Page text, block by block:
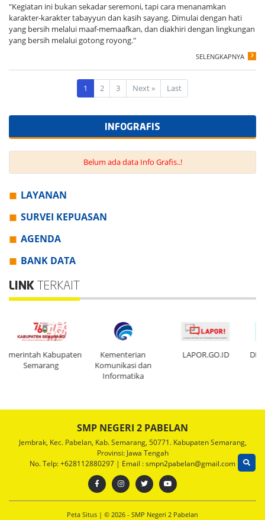
"Kegiatan ini bukan sekadar seremoni, tapi cara menanamkan
karakter-karakter tabayyun dan kasih sayang. Dimulai dengan hati
yang bersih melalui maaf-memaafkan, dan diakhiri dengan lingkungan
yang bersih melalui gotong royong."
SELENGKAPNYA
1 2 3 Next»NextLast
INFOGRAFIS
Belum ada data Info Grafis..!
LAYANAN
SURVEI KEPUASAN
AGENDA
BANK DATA
LINK TERKAIT
Kementerian
Komunikasi dan
LAPOR.GO.ID
DISDIKBUKPORA Kab.
SMP NEGERI 2 PABELAN
Jembrak, Kec. Pabelan, Kab. Semarang, 50771. Kabupaten Semarang,
Provinsi: Jawa Tengah
No. Telp: +628112880297 | Email : smpn2pabelan@gmail.com
Peta Situs | © 2026 - SMP Negeri 2 Pabelan